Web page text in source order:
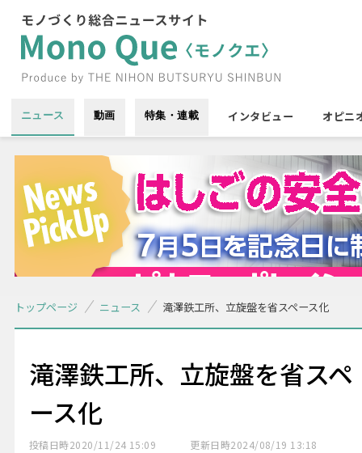
ニュース 動画 特集・連載 インタビュー オピニ
トップページ ニュース 滝澤鉄工所、立旋盤を省スペース化
滝澤鉄工所、立旋盤を省スペ
ース化
投稿日時2020/11/24 15:09 更新日時2024/08/19 13:18